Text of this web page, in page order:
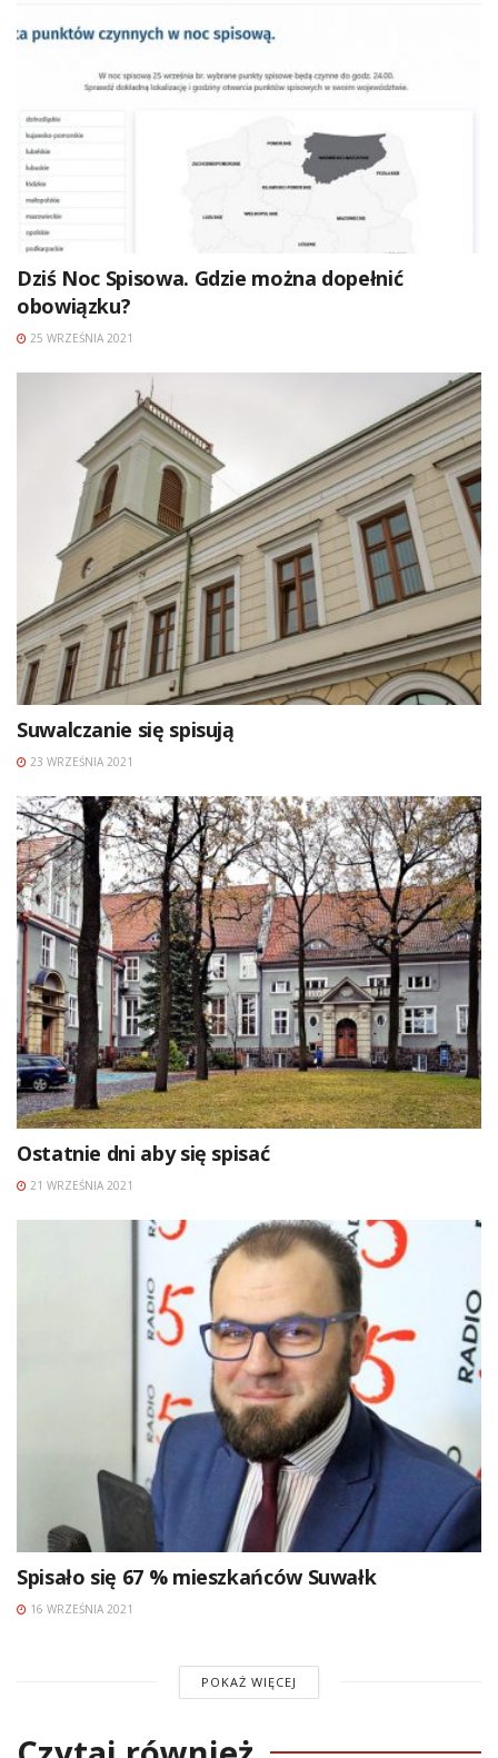
Dziś Noc Spisowa. Gdzie można dopełnić
obowiązku?
25 WRZEŚNIA 2021
Suwalczanie się spisują
23 WRZEŚNIA 2021
Ostatnie dni aby się spisać
21 WRZEŚNIA 2021
Spisało się 67 % mieszkańców Suwałk
16 WRZEŚNIA 2021
POKAŻ WIĘCEJ